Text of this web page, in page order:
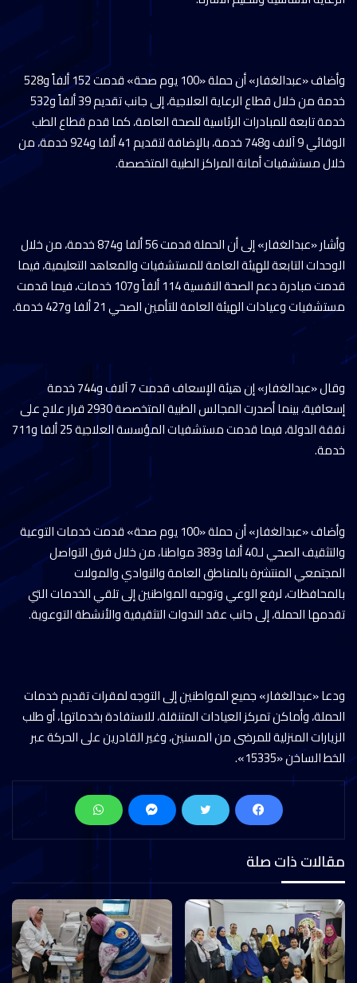
وأضاف «عبدالغفار» أن حملة «100 يوم صحة» قدمت 152 ألفاً و528
خدمة من خلال قطاع الرعاية العلاجية، إلى جانب تقديم 39 ألفاً و532
خدمة تابعة للمبادرات الرئاسية للصحة العامة، كما قدم قطاع الطب
الوقائي 9 آلاف و748 خدمة، بالإضافة لتقديم 41 ألفا و924 خدمة، من
خلال مستشفيات أمانة المراكز الطبية المتخصصة.
وأشار «عبدالغفار» إلى أن الحملة قدمت 56 ألفا و874 خدمة، من خلال
الوحدات التابعة للهيئة العامة للمستشفيات والمعاهد التعليمية، فيما
قدمت مبادرة دعم الصحة النفسية 114 ألفاً و107 خدمات، فيما قدمت
مستشفيات وعيادات الهيئة العامة للتأمين الصحي 21 ألفا و427 خدمة.
وقال «عبدالغفار» إن هيئة الإسعاف قدمت 7 آلاف و744 خدمة
إسعافية، بينما أصدرت المجالس الطبية المتخصصة 2930 قرار علاج على
نفقة الدولة، فيما قدمت مستشفيات المؤسسة العلاجية 25 ألفا و711
خدمة.
وأضاف «عبدالغفار» أن حملة «100 يوم صحة» قدمت خدمات التوعية
والتثقيف الصحي لـ40 ألفا و383 مواطنا، من خلال فرق التواصل
المجتمعي المنتشرة بالمناطق العامة والنوادي والمولات
بالمحافظات، لرفع الوعي وتوجيه المواطنين إلى تلقي الخدمات التي
تقدمها الحملة، إلى جانب عقد الندوات التثقيفية والأنشطة التوعوية.
ودعا «عبدالغفار» جميع المواطنين إلى التوجه لمقرات تقديم خدمات
الحملة، وأماكن تمركز العيادات المتنقلة، للاستفادة بخدماتها، أو طلب
الزيارات المنزلية للمرضى من المسنين، وغير القادرين على الحركة عبر
الخط الساخن «15335».
مقالات ذات صلة